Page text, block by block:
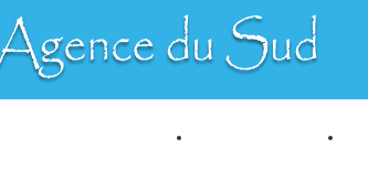
NEUFS